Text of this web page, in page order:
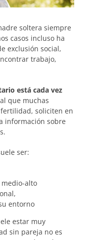
soltera siempre
casos incluso ha
exclusión social,
trabajo,
está cada vez
que muchas
soliciten en
información sobre
ser:
alto
entorno
estar muy
sin pareja no es